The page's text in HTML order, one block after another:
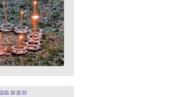
18:18:33